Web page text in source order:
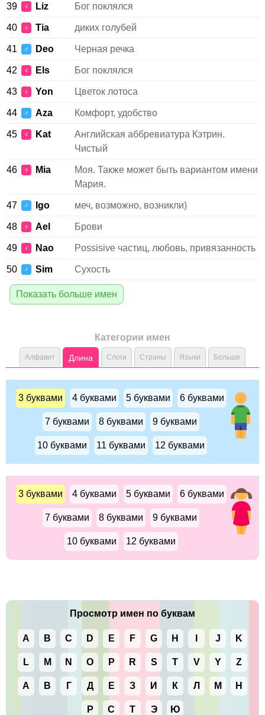
39 ♀ Liz Бог поклялся
40 ♀ Tia диких голубей
41 ♂ Deo Черная речка
42 ♀ Els Бог поклялся
43 ♀ Yon Цветок лотоса
44 ♂ Aza Комфорт, удобство
45 ♀ Kat
Английская аббревиатура Кэтрин.
Чистый
46 ♀ Mia
Моя. Также может быть вариантом имени
Мария.
47 ♂ Igo меч, возможно, возникли)
48 ♀ Ael Брови
49 ♀ Nao Possisive частиц, любовь, привязанность
50 ♂ Sim Сухость
Показать больше имен
Категории имен
Алфавит Длина Слоги Страны Языки Больше
3 буквами 4 буквами 5 буквами 6 буквами
7 буквами 8 буквами 9 буквами
10 буквами 11 буквами 12 буквами
3 буквами 4 буквами 5 буквами 6 буквами
7 буквами 8 буквами 9 буквами
10 буквами 12 буквами
Просмотр имен по буквам
A B C D E F G H J K
L M N O P R S T V Y Z
А В Г Д Е З И К Л М Н
Р С Т Э Ю